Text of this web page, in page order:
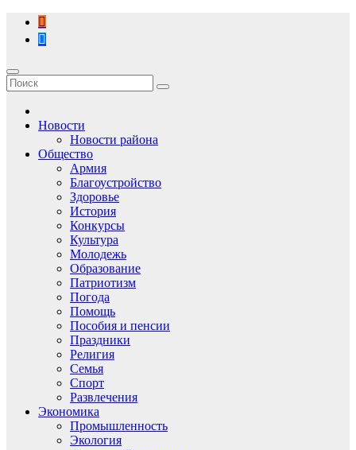
Перейти
содержимому
Новости
Новости района
Общество
Армия
Благоустройство
Здоровье
История
Конкурсы
Культура
Молодежь
Образование
Патриотизм
Погода
Помощь
Пособия и пенсии
Праздники
Религия
Семья
Спорт
Развлечения
Экономика
Промышленность
Экология